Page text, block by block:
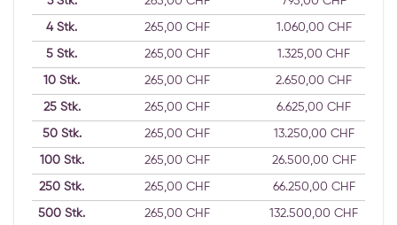
4Stk. 265,00 CHF 1.060,00 CHF
5 Stk. 265,00 CHF 1.325,00 CHF
10 Stk. 265,00 CHF 2.650,00 CHF
25Stk. 265,00 CHF 6.625,00 CHF
50Stk. 265,00 CHF 13.250,00 CHF
100Stk. 265,00 CHF 26.500,00 CHF
250 Stk. 265,00 CHF 66.250,00 CHF
500 Stk. 265,00 CHF 132.500,00 CHF